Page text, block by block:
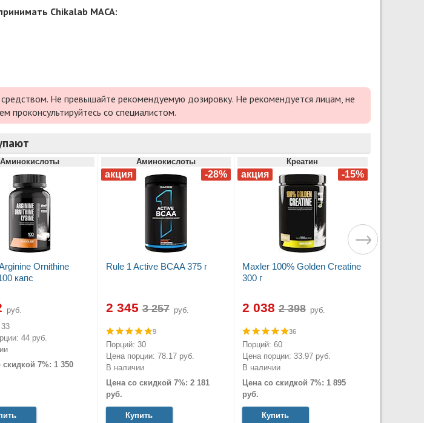
Chikalab MACA:
Не превышайте рекомендуемую дозировку. Не рекомендуется лицам, не
проконсультируйтесь со специалистом.
Аминокислоты
Ornithine
капс
руб.
44 руб.
скидкой 7%: 1 350
Аминокислоты
Rule 1 Active BCAA 375 г
2 345 руб.
9
Порций: 30
Цена порции: 78.17 руб.
В наличии
Цена со скидкой 7%: 2 181
руб.
Купить
Креатин
Maxler 100% Golden Creatine
300 г
2 038 руб.
36
Порций: 60
Цена порции: 33.97 руб.
В наличии
Цена со скидкой 7%: 1 895
руб.
Купить